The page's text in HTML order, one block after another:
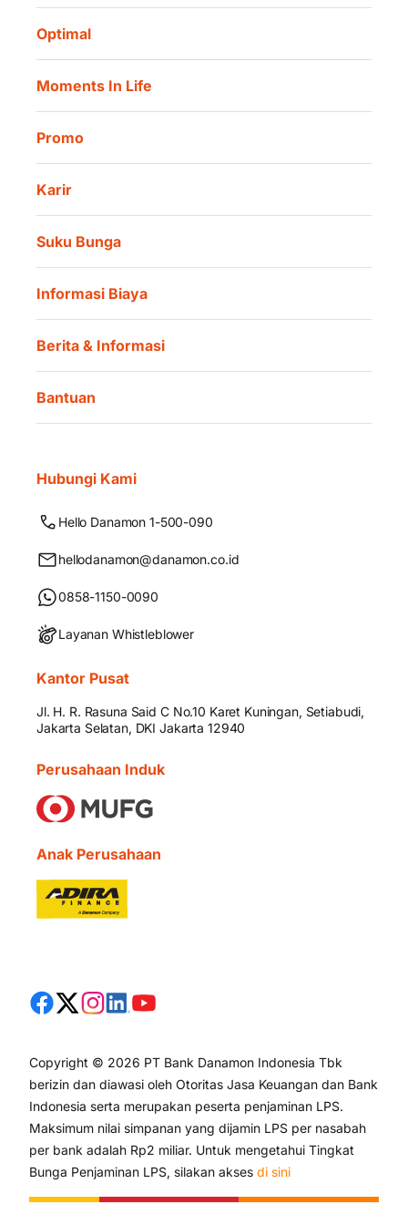
Danamon Digital Onboarding
Danamon QR Merchant
Optimal
Moments In Life
Promo
Karir
Suku Bunga
Informasi Biaya
Berita & Informasi
Bantuan
Hubungi Kami
Hello Danamon 1-500-090
hellodanamon@danamon.co.id
0858-1150-0090
Layanan Whistleblower
Kantor Pusat
Jl. H. R. Rasuna Said C No.10 Karet Kuningan, Setiabudi,
Jakarta Selatan, DKI Jakarta 12940
Perusahaan Induk
Anak Perusahaan
Copyright © 2026 PT Bank Danamon Indonesia Tbk
berizin dan diawasi oleh Otoritas Jasa Keuangan dan Bank
Indonesia serta merupakan peserta penjaminan LPS.
Maksimum nilai simpanan yang dijamin LPS per nasabah
per bank adalah Rp2 miliar. Untuk mengetahui Tingkat
Bunga Penjaminan LPS, silakan akses di sini